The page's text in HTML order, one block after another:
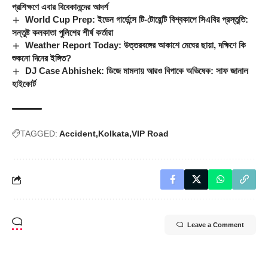
প্রশিক্ষণে এবার বিবেকানন্দের আদর্শ
World Cup Prep: ইডেন গার্ডেন্সে টি-টোয়েন্টি বিশ্বকাপে সিএবির প্রস্তুতি:
সন্তুষ্ট কলকাতা পুলিশের শীর্ষ কর্তারা
Weather Report Today: উত্তরবঙ্গের আকাশে মেঘের ছায়া, দক্ষিণে কি
শুকনো দিনের ইঙ্গিত?
DJ Case Abhishek: ডিজে মামলায় আরও বিপাকে অভিষেক: সাফ জানাল
হাইকোর্ট
TAGGED: Accident Kolkata VIP Road
Leave a Comment